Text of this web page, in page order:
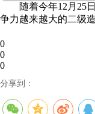
随着今年12月25
争力越来越大的二级
0
0
0
分享到：